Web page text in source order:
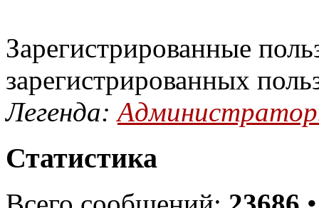
Зарегистрированные
зарегистрированных
Легенда:
Статистика